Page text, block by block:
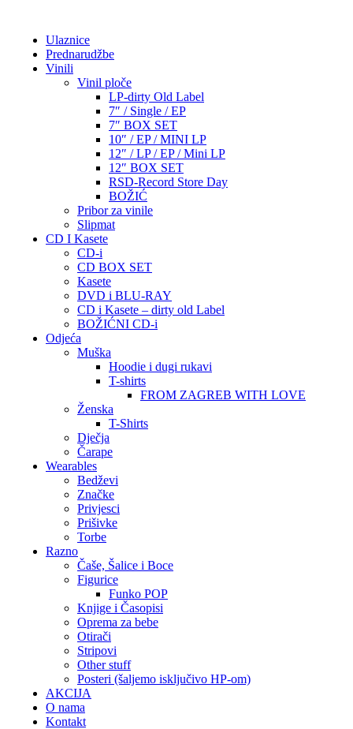
Ulaznice
Prednarudžbe
Vinili
Vinil ploče
LP-dirty Old Label
7″ / Single / EP
7″ BOX SET
10″ / EP / MINI LP
12″ / LP / EP / Mini LP
12″ BOX SET
RSD-Record Store Day
BOŽIĆ
Pribor za vinile
Slipmat
CD I Kasete
CD-i
CD BOX SET
Kasete
DVD i BLU-RAY
CD i Kasete – dirty old Label
BOŽIĆNI CD-i
Odjeća
Muška
Hoodie i dugi rukavi
T-shirts
FROM ZAGREB WITH LOVE
Ženska
T-Shirts
Dječja
Čarape
Wearables
Bedževi
Značke
Privjesci
Prišivke
Torbe
Razno
Čaše, Šalice i Boce
Figurice
Funko POP
Knjige i Časopisi
Oprema za bebe
Otirači
Stripovi
Other stuff
Posteri (šaljemo isključivo HP-om)
AKCIJA
O nama
Kontakt